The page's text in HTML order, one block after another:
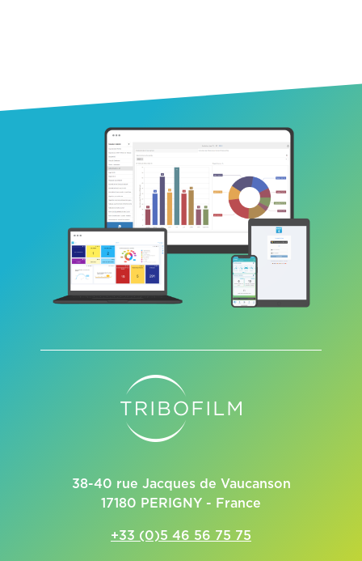
38-40 rue Jacques de Vaucanson
17180 PERIGNY - France
+33 (0)5 46 56 75 75